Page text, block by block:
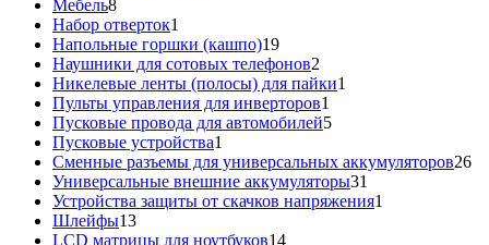
Мебель88
товаров
Набор отверток1
товар
Напольные горшки (кашпо)1919
товаров
Наушники для сотовых телефонов2
товара
Никелевые ленты (полосы) для пайки1
Пульты управления для инверторов1
товар
Пусковые провода для автомобилей55
Пусковые устройства1
товар
Сменные разъемы для универсальных аккумуляторов2626
Универсальные внешние аккумуляторы31
товар
Устройства защиты от скачков напряжения1
Шлейфы1313
товаров
LCD матрицы для ноутбуков1414